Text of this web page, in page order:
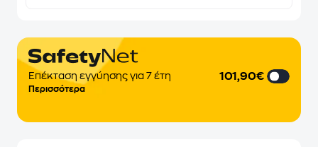
Επέκταση εγγύησης για 7 έτη
Περισσότερα
101,90€